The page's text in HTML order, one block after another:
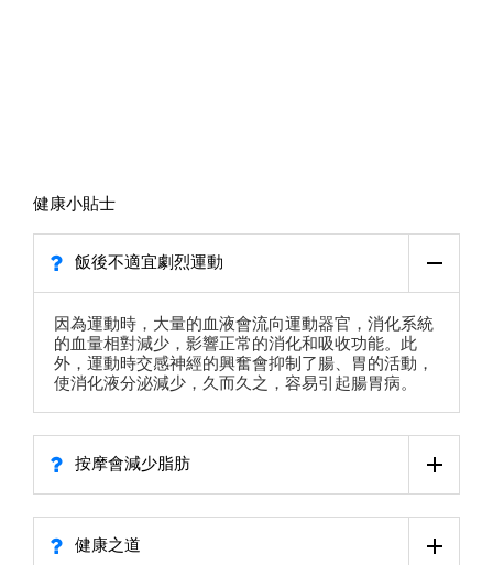
健康小貼士
飯後不適宜劇烈運動
因為運動時，大量的血液會流向運動器官，消化系統
的血量相對減少，影響正常的消化和吸收功能。此
外，運動時交感神經的興奮會抑制了腸、胃的活動，
使消化液分泌減少，久而久之，容易引起腸胃病。
按摩會減少脂肪
健康之道